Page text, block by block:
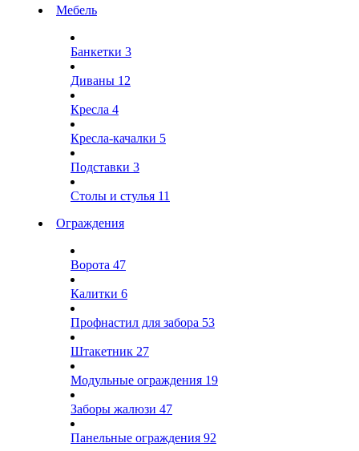
Мебель
Банкетки 3
Диваны 12
Кресла 4
Кресла-качалки 5
Подставки 3
Столы и стулья 11
Ограждения
Ворота 47
Калитки 6
Профнастил для забора 53
Штакетник 27
Модульные ограждения 19
Заборы жалюзи 47
Панельные ограждения 92